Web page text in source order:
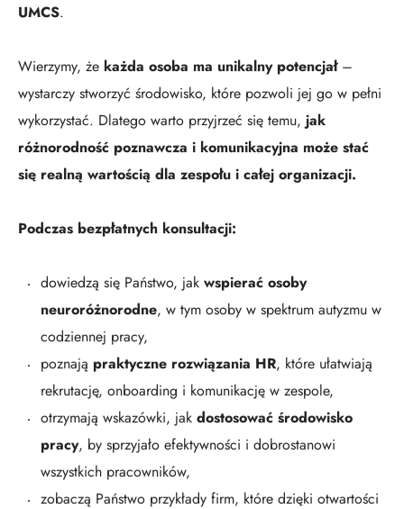
UMCS.
Wierzymy, że każda osoba ma unikalny potencjał–
wystarczy stworzyć środowisko, które pozwoli jej go w pełni
wykorzystać. Dlatego warto przyjrzeć się temu, jak
różnorodność poznawcza i komunikacyjna może stać
się realną wartością dla zespołu i całej organizacji.
Podczas bezpłatnych konsultacji:
dowiedzą się Państwo, jak wspierać osoby
neuroróżnorodne, w tym osoby w spektrum autyzmu w
codziennej pracy,
poznają praktyczne rozwiązania HR, które ułatwiają
rekrutację, onboarding i komunikację w zespole,
otrzymają wskazówki, jak dostosować środowisko
pracy, by sprzyjało efektywności i dobrostanowi
wszystkich pracowników,
zobaczą Państwo przykłady firm, które dzięki otwartości